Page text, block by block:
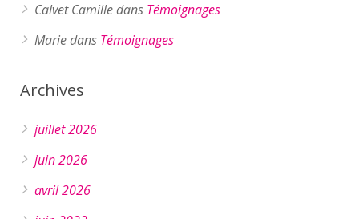
Calvet Camilledans Témoignages
Mariedans Témoignages
Archives
juillet 2026
juin 2026
avril 2026